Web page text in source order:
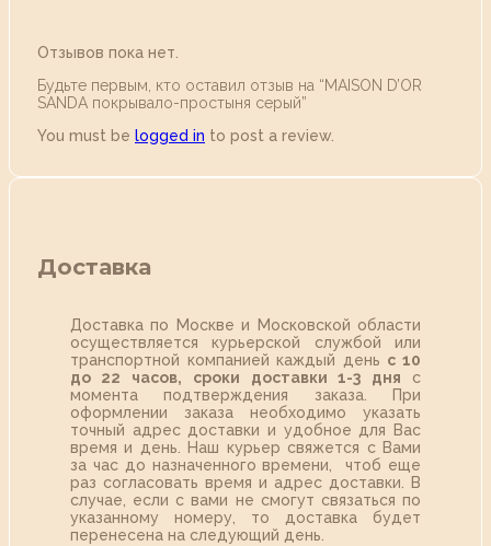
Отзывов пока нет.
Будьте первым, кто оставил отзыв на “MAISON D’OR
SANDA покрывало-простыня серый”
You must be logged in to post a review.
Доставка
Доставка по Москве и Московской области
осуществляется курьерской службой или
транспортной компанией каждый день с 10
до 22 часов,
сроки доставки 1-3 дня с
момента подтверждения заказа. При
оформлении заказа необходимо указать
точный адрес доставки и удобное для Вас
время и день. Наш курьер свяжется с Вами
за час до назначенного времени, чтоб еще
раз согласовать время и адрес доставки. В
случае, если с вами не смогут связаться по
указанному номеру, то доставка будет
перенесена на следующий день.